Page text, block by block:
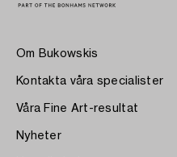
Om Bukowskis
Kontakta våra specialister
Våra Fine Art-resultat
Nyheter